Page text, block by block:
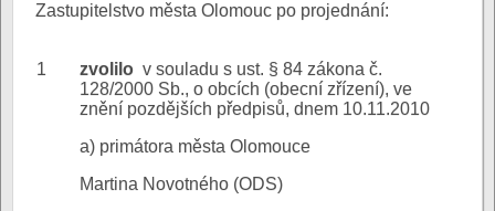
Zastupitelstvo města Olomouc po projednání:
1 zvolilo v souladu s ust. § 84 zákona č.
128/2000 Sb., o obcích (obecní zřízení), ve
znění pozdějších předpisů, dnem 10.11.2010
a) primátora města Olomouce
Martina Novotného (ODS)